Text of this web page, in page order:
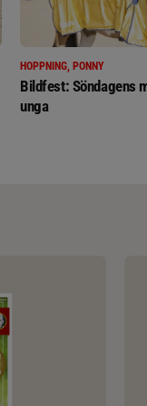
HOPPNING, PONNY
Bildfest: Söndagens
unga